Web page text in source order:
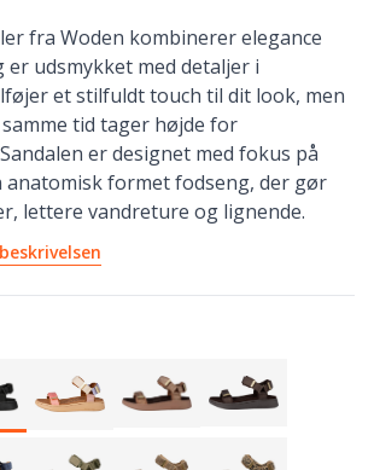
fra Woden kombinerer elegance
udsmykket med detaljer i
et stilfuldt touch til dit look, men
tid tager højde for
er designet med fokus på
anatomisk formet fodseng, der gør
lettere vandreture og lignende.